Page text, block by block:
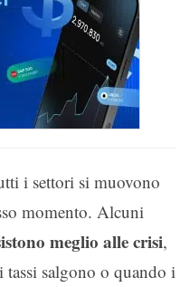
i settori si muovono
momento. Alcuni
meglio alle crisi,
salgono o quando i